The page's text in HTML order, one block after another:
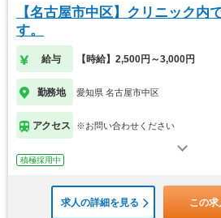
【名古屋市中区】クリニック内
す。
給与 【時給】2,500円～3,000円
勤務地 愛知県 名古屋市中区
アクセス ※お問い合わせください
積極採用中
求人の詳細を見る この